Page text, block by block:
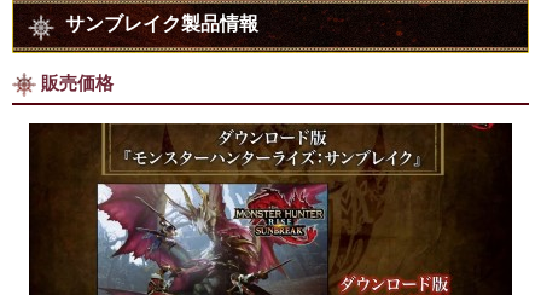
サンブレイク製品情報
販売価格